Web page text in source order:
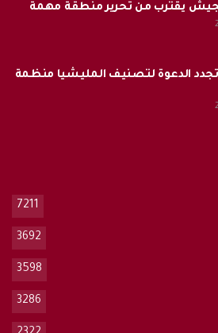
يقترب من تحرير منطقة مهمة
تجدد الدعوة لتصنيف المليشيا منظمة
7211
3692
3598
3286